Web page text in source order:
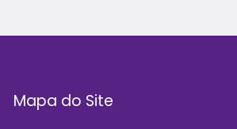
Mapa do Site